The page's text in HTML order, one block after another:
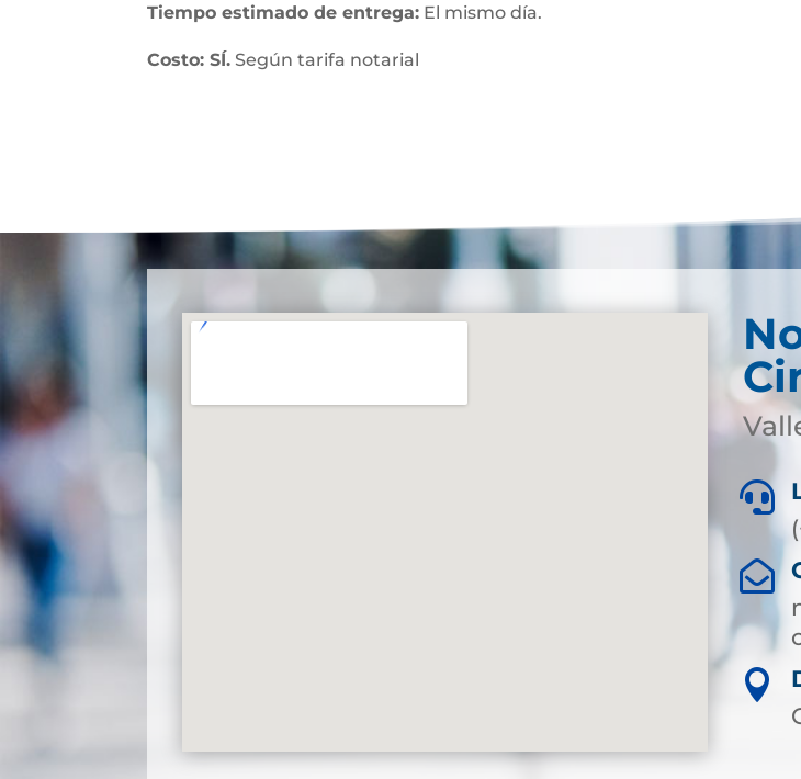
Tiempo estimado de entrega: El mismo día.
Costo: SÍ. Según tarifa notarial


